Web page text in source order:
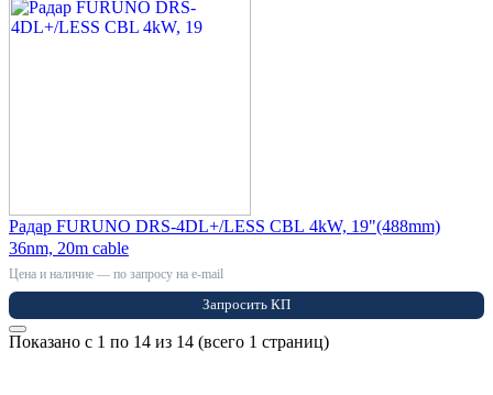
Радар FURUNO DRS-4DL+/LESS CBL 4kW, 19"(488mm)
36nm, 20m cable
Цена и наличие — по запросу на e-mail
Запросить КП
Показано с 1 по 14 из 14 (всего 1 страниц)